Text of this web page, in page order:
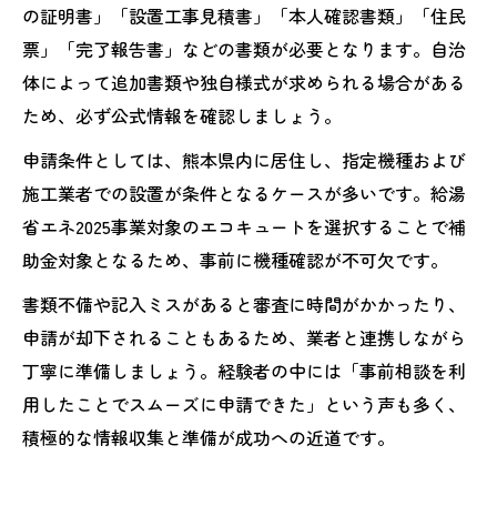
の証明書」「設置工事見積書」「本人確認書類」「住民
票」「完了報告書」などの書類が必要となります。自治
体によって追加書類や独自様式が求められる場合がある
ため、必ず公式情報を確認しましょう。
申請条件としては、熊本県内に居住し、指定機種および
施工業者での設置が条件となるケースが多いです。給湯
省エネ2025事業対象のエコキュートを選択することで補
助金対象となるため、事前に機種確認が不可欠です。
書類不備や記入ミスがあると審査に時間がかかったり、
申請が却下されることもあるため、業者と連携しながら
丁寧に準備しましょう。経験者の中には「事前相談を利
用したことでスムーズに申請できた」という声も多く、
積極的な情報収集と準備が成功への近道です。